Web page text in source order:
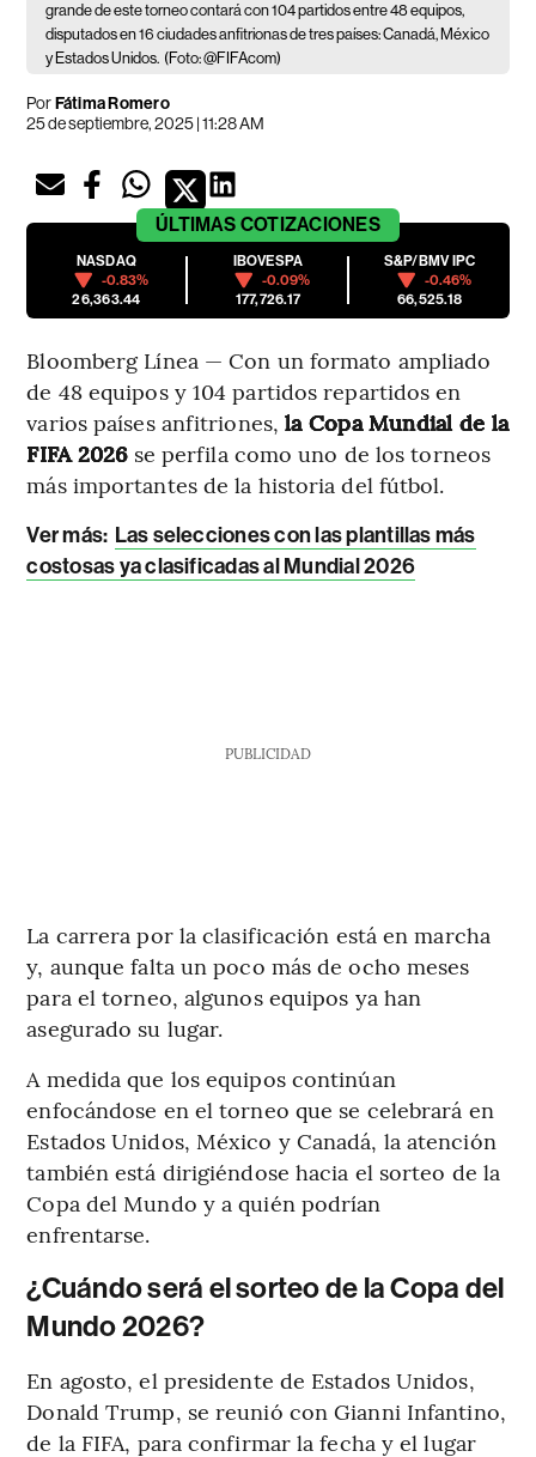
grande de este torneo contará con 104 partidos entre 48 equipos,
disputados en 16 ciudades anfitrionas de tres países: Canadá, México
y Estados Unidos. (Foto: @FIFAcom)
PorFátima Romero
25 de septiembre, 2025 | 11:28 AM
ÚLTIMAS COTIZACIONES
NASDAQ
-0.83%
26,363.44
IBOVESPA
-0.09%
177,726.17
S&P/BMV IPC
-0.46%
66,525.18
Bloomberg Línea — Con un formato ampliado
de 48 equipos y 104 partidos repartidos en
varios países anfitriones,la Copa Mundial de la
FIFA 2026se perfila como uno de los torneos
más importantes de la historia del fútbol.
Ver más: Las selecciones con las plantillas más
costosas ya clasificadas al Mundial 2026
PUBLICIDAD
La carrera por la clasificación está en marcha
y, aunque falta un poco más de ocho meses
para el torneo, algunos equipos ya han
asegurado su lugar.
A medida que los equipos continúan
enfocándose en el torneo que se celebrará en
Estados Unidos, México y Canadá, la atención
también está dirigiéndose hacia el sorteo de la
Copa del Mundo y a quién podrían
enfrentarse.
¿Cuándo será el sorteo de la Copa del
Mundo 2026?
En agosto, el presidente de Estados Unidos,
Donald Trump, se reunió con Gianni Infantino,
de la FIFA, para confirmar la fecha y el lugar